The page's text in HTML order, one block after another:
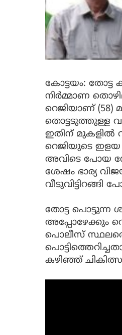
കോട്ടയം: തോട്ട
നിർമ്മാണ
റെജിയാണ് (58)
തൊട്ടടുത്തുള്ള
ഇതിന് മുകളിൽ
റെജിയുടെ ഇളയ
അവിടെ പോയ
ശേഷം ഭാര്യ
വീടുവിട്ടിറങ്ങി
തോട്ട പൊട്ടുന്ന
അപ്പോഴേക്കും
പൊലീസ്
കഴിഞ്ഞ്